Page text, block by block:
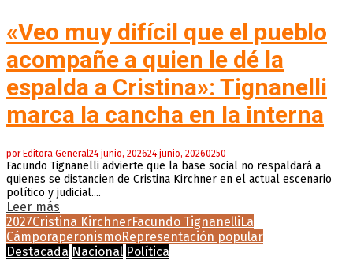
«Veo muy difícil que el pueblo
acompañe a quien le dé la
espalda a Cristina»: Tignanelli
marca la cancha en la interna
por Editora General24 junio, 202624 junio, 20260250
Facundo Tignanelli advierte que la base social no respaldará a
quienes se distancien de Cristina Kirchner en el actual escenario
político y judicial....
Leer más
2027Cristina KirchnerFacundo TignanelliLa
CámporaperonismoRepresentación popular
Destacada Nacional Política